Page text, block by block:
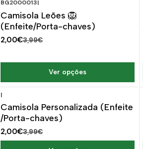
-50%DESCONTO
BG2000013|
Camisola Leões 🦁
(Enfeite/Porta-chaves)
2,00€3,99€
Ver opções
-50% DESCONTO
|
Camisola Personalizada (Enfeite
/Porta-chaves)
2,00€3,99€